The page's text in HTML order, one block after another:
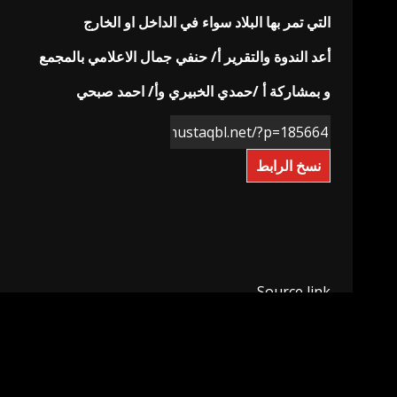
التي تمر بها البلاد سواء في الداخل او الخارج
أعد الندوة والتقرير أ/ حنفي جمال الاعلامي بالمجمع
و بمشاركة أ /حمدي الخبيري وأ/ احمد صبحي
نسخ الرابط
Source link